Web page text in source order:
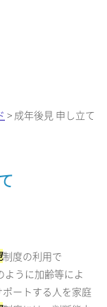
> 成年後見 申し立て
制度の利用で
うに加齢等によ
ートする人を家庭